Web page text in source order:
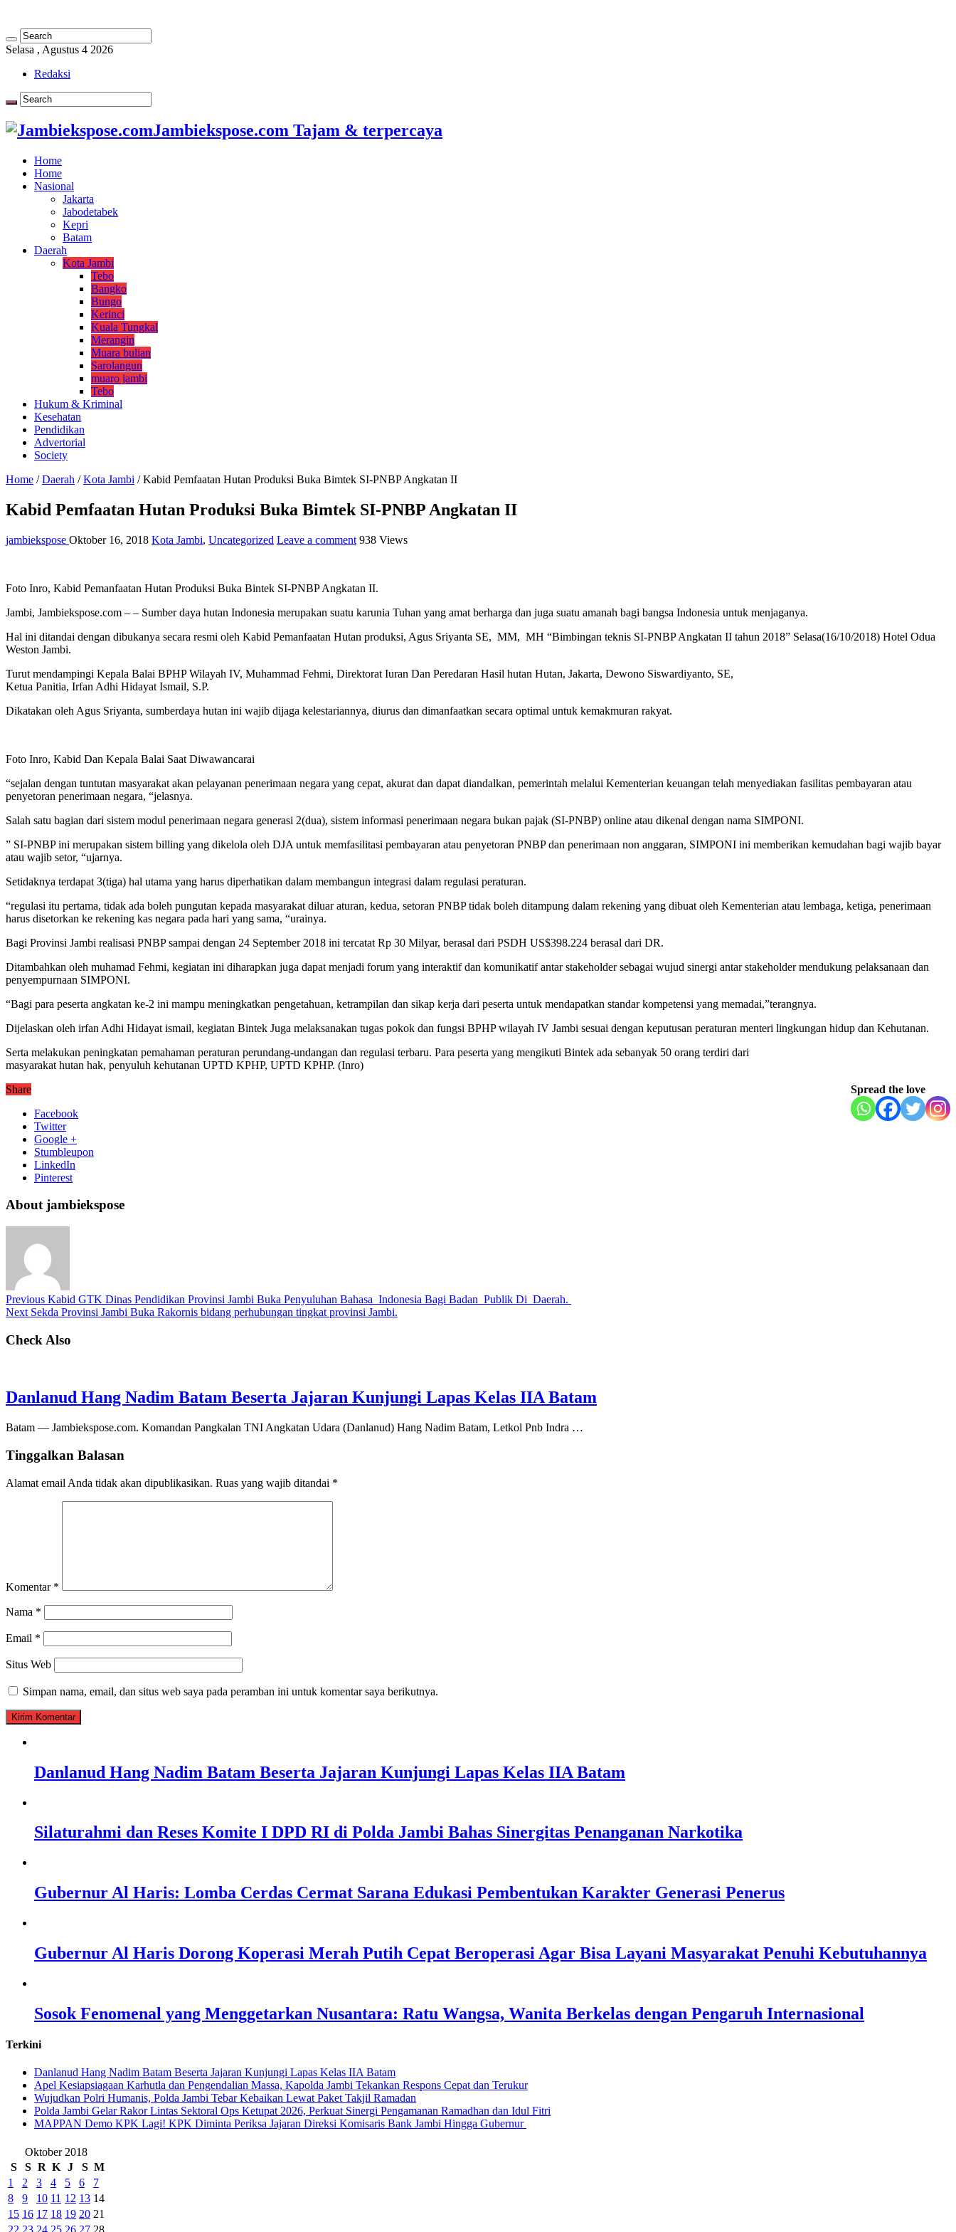
Selasa , Agustus 4 2026
Redaksi
Jambiekspose.com Tajam & terpercaya
Home
Home
Nasional
Jakarta
Jabodetabek
Kepri
Batam
Daerah
Kota Jambi
Tebo
Bangko
Bungo
Kerinci
Kuala Tungkal
Merangin
Muara bulian
Sarolangun
muaro jambi
Tebo
Hukum & Kriminal
Kesehatan
Pendidikan
Advertorial
Society
Home / Daerah / Kota Jambi / Kabid Pemfaatan Hutan Produksi Buka Bimtek SI-PNBP Angkatan II
Kabid Pemfaatan Hutan Produksi Buka Bimtek SI-PNBP Angkatan II
jambiekspose Oktober 16, 2018 Kota Jambi, Uncategorized Leave a comment 938 Views
Foto Inro, Kabid Pemanfaatan Hutan Produksi Buka Bintek SI-PNBP Angkatan II.
Jambi, Jambiekspose.com – – Sumber daya hutan Indonesia merupakan suatu karunia Tuhan yang amat berharga dan juga suatu amanah bagi bangsa Indonesia untuk menjaganya.
Hal ini ditandai dengan dibukanya secara resmi oleh Kabid Pemanfaatan Hutan produksi, Agus Sriyanta SE, MM, MH “Bimbingan teknis SI-PNBP Angkatan II tahun 2018” Selasa(16/10/2018) Hotel Odua
Weston Jambi.
Turut mendampingi Kepala Balai BPHP Wilayah IV, Muhammad Fehmi, Direktorat Iuran Dan Peredaran Hasil hutan Hutan, Jakarta, Dewono Siswardiyanto, SE,
Ketua Panitia, Irfan Adhi Hidayat Ismail, S.P.
Dikatakan oleh Agus Sriyanta, sumberdaya hutan ini wajib dijaga kelestariannya, diurus dan dimanfaatkan secara optimal untuk kemakmuran rakyat.
Foto Inro, Kabid Dan Kepala Balai Saat Diwawancarai
“sejalan dengan tuntutan masyarakat akan pelayanan penerimaan negara yang cepat, akurat dan dapat diandalkan, pemerintah melalui Kementerian keuangan telah menyediakan fasilitas pembayaran atau
penyetoran penerimaan negara, “jelasnya.
Salah satu bagian dari sistem modul penerimaan negara generasi 2(dua), sistem informasi penerimaan negara bukan pajak (SI-PNBP) online atau dikenal dengan nama SIMPONI.
” SI-PNBP ini merupakan sistem billing yang dikelola oleh DJA untuk memfasilitasi pembayaran atau penyetoran PNBP dan penerimaan non anggaran, SIMPONI ini memberikan kemudahan bagi wajib bayar
atau wajib setor, “ujarnya.
Setidaknya terdapat 3(tiga) hal utama yang harus diperhatikan dalam membangun integrasi dalam regulasi peraturan.
“regulasi itu pertama, tidak ada boleh pungutan kepada masyarakat diluar aturan, kedua, setoran PNBP tidak boleh ditampung dalam rekening yang dibuat oleh Kementerian atau lembaga, ketiga, penerimaan
harus disetorkan ke rekening kas negara pada hari yang sama, “urainya.
Bagi Provinsi Jambi realisasi PNBP sampai dengan 24 September 2018 ini tercatat Rp 30 Milyar, berasal dari PSDH US$398.224 berasal dari DR.
Ditambahkan oleh muhamad Fehmi, kegiatan ini diharapkan juga dapat menjadi forum yang interaktif dan komunikatif antar stakeholder sebagai wujud sinergi antar stakeholder mendukung pelaksanaan dan
penyempurnaan SIMPONI.
“Bagi para peserta angkatan ke-2 ini mampu meningkatkan pengetahuan, ketrampilan dan sikap kerja dari peserta untuk mendapatkan standar kompetensi yang memadai,”terangnya.
Dijelaskan oleh irfan Adhi Hidayat ismail, kegiatan Bintek Juga melaksanakan tugas pokok dan fungsi BPHP wilayah IV Jambi sesuai dengan keputusan peraturan menteri lingkungan hidup dan Kehutanan.
Serta melakukan peningkatan pemahaman peraturan perundang-undangan dan regulasi terbaru. Para peserta yang mengikuti Bintek ada sebanyak 50 orang terdiri dari
masyarakat hutan hak, penyuluh kehutanan UPTD KPHP, UPTD KPHP. (Inro)
Spread the love
Share
Facebook
Twitter
Google +
Stumbleupon
LinkedIn
Pinterest
About jambiekspose
Previous Kabid GTK Dinas Pendidikan Provinsi Jambi Buka Penyuluhan Bahasa Indonesia Bagi Badan Publik Di Daerah.
Next Sekda Provinsi Jambi Buka Rakornis bidang perhubungan tingkat provinsi Jambi.
Check Also
Danlanud Hang Nadim Batam Beserta Jajaran Kunjungi Lapas Kelas IIA Batam
Batam — Jambiekspose.com. Komandan Pangkalan TNI Angkatan Udara (Danlanud) Hang Nadim Batam, Letkol Pnb Indra …
Tinggalkan Balasan
Alamat email Anda tidak akan dipublikasikan. Ruas yang wajib ditandai *
Komentar *
Nama *
Email *
Situs Web
Simpan nama, email, dan situs web saya pada peramban ini untuk komentar saya berikutnya.
Danlanud Hang Nadim Batam Beserta Jajaran Kunjungi Lapas Kelas IIA Batam
Silaturahmi dan Reses Komite I DPD RI di Polda Jambi Bahas Sinergitas Penanganan Narkotika
Gubernur Al Haris: Lomba Cerdas Cermat Sarana Edukasi Pembentukan Karakter Generasi Penerus
Gubernur Al Haris Dorong Koperasi Merah Putih Cepat Beroperasi Agar Bisa Layani Masyarakat Penuhi Kebutuhannya
Sosok Fenomenal yang Menggetarkan Nusantara: Ratu Wangsa, Wanita Berkelas dengan Pengaruh Internasional
Terkini
Danlanud Hang Nadim Batam Beserta Jajaran Kunjungi Lapas Kelas IIA Batam
Apel Kesiapsiagaan Karhutla dan Pengendalian Massa, Kapolda Jambi Tekankan Respons Cepat dan Terukur
Wujudkan Polri Humanis, Polda Jambi Tebar Kebaikan Lewat Paket Takjil Ramadan
Polda Jambi Gelar Rakor Lintas Sektoral Ops Ketupat 2026, Perkuat Sinergi Pengamanan Ramadhan dan Idul Fitri
‎MAPPAN Demo KPK Lagi! KPK Diminta Periksa Jajaran Direksi Komisaris Bank Jambi Hingga Gubernur ‎
Oktober 2018
S
S R K J S M
1
2 3 4 5 6
7
8
9 10 11 12 13 14
15 16 17 18 19 20 21
22 23 24 25 26 27 28